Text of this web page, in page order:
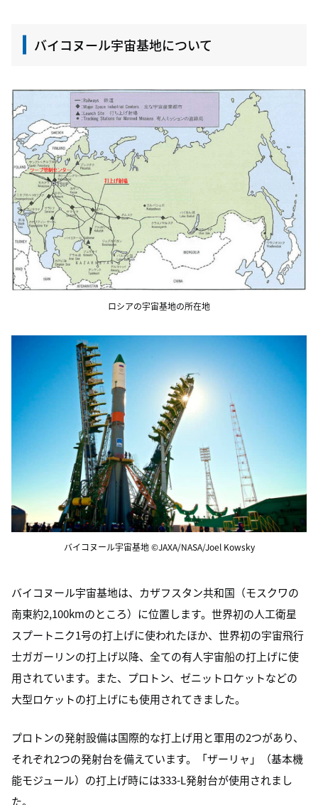
バイコヌール宇宙基地について
ロシアの宇宙基地の所在地
バイコヌール宇宙基地 ©JAXA/NASA/Joel Kowsky
バイコヌール宇宙基地は、カザフスタン共和国（モスクワの
南東約2,100kmのところ）に位置します。世界初の人工衛星
スプートニク1号の打上げに使われたほか、世界初の宇宙飛行
士ガガーリンの打上げ以降、全ての有人宇宙船の打上げに使
用されています。また、プロトン、ゼニットロケットなどの
大型ロケットの打上げにも使用されてきました。
プロトンの発射設備は国際的な打上げ用と軍用の2つがあり、
それぞれ2つの発射台を備えています。「ザーリャ」（基本機
能モジュール）の打上げ時には333-L発射台が使用されまし
た。